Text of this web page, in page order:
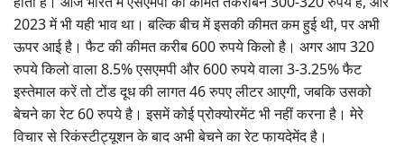
2023 में भी यही भाव था। बल्कि बीच में इसकी कीमत कम हुई थी, पर अभी
ऊपर आई है। फैट की कीमत करीब 600 रुपये किलो है। अगर आप 320
रुपये किलो वाला 8.5% एसएमपी और 600 रुपये वाला 3-3.25% फैट
इस्तेमाल करें तो टोंड दूध की लागत 46 रुपए लीटर आएगी, जबकि उसको
बेचने का रेट 60 रुपये है। इसमें कोई प्रोक्योरमेंट भी नहीं करना है। मेरे
विचार से रिकंस्टीट्यूशन के बाद अभी बेचने का रेट फायदेमेंद है।